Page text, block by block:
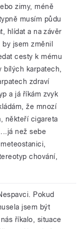
zimy, méně
musím půdu
hlídat a na závěr
jsem změnil
cesty k mému
karpatech,
zdraví
a já říkám zvyk
že mnozí
někteří cigareta
než sebe
chování,
Pokud
jsem být
říkalo, situace